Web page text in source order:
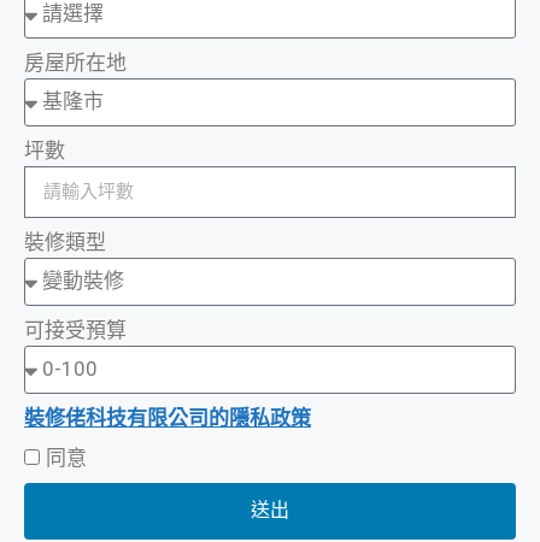
房屋所在地
坪數
裝修類型
可接受預算
裝修佬科技有限公司的隱私政策
同意
送出